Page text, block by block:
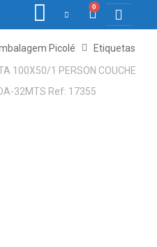
0
Picolé
Etiquetas
100X50/1 PERSON COUCHE
32MTS Ref: 17355